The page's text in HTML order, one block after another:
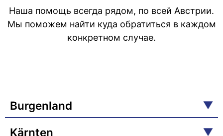
Наша помощь всегда рядом, по всей Австрии.
Мы поможем найти куда обратиться в каждом
конкретном случае.
Burgenland
Kärnten